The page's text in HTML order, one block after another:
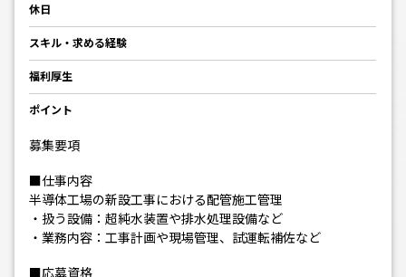
休日
スキル・求める経験
福利厚生
ポイント
募集要項
■仕事内容
半導体工場の新設工事における配管施工管理
・扱う設備：超純水装置や排水処理設備など
・業務内容：工事計画や現場管理、試運転補佐など
■応募資格